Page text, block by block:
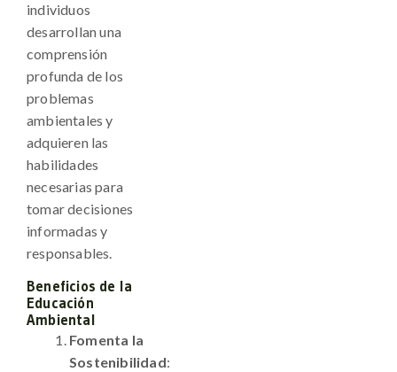
individuos
desarrollan una
comprensión
profunda de los
problemas
ambientales y
adquieren las
habilidades
necesarias para
tomar decisiones
informadas y
responsables.
Beneficios de la
Educación
Ambiental
Fomenta la
Sostenibilidad: